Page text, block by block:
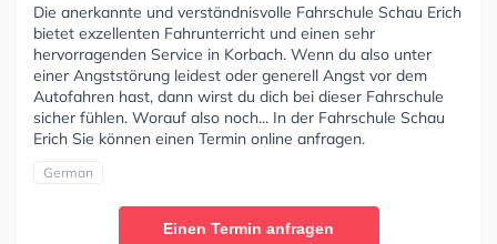
Die anerkannte und verständnisvolle Fahrschule Schau Erich
bietet exzellenten Fahrunterricht und einen sehr
hervorragenden Service in Korbach. Wenn du also unter
einer Angststörung leidest oder generell Angst vor dem
Autofahren hast, dann wirst du dich bei dieser Fahrschule
sicher fühlen. Worauf also noch... In der Fahrschule Schau
Erich Sie können einen Termin online anfragen.
German
Einen Termin anfragen